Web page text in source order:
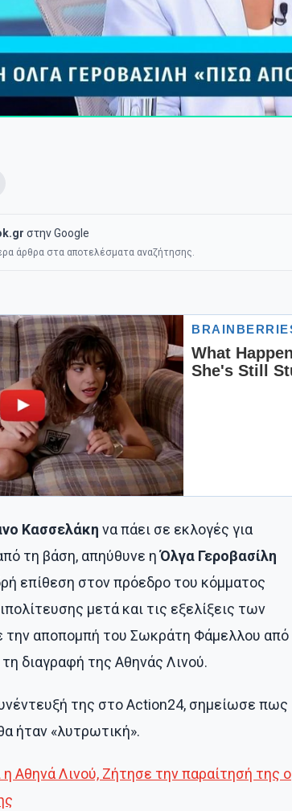
στην Google
άρθρα στα αποτελέσματα αναζήτησης.
Κασσελάκη να πάει σε εκλογές για
τη βάση, απηύθυνε ηΌλγα Γεροβασίλη
επίθεση στον πρόεδρο του κόμματος
μετά και τις εξελίξεις των
αποπομπή του Σωκράτη Φάμελλου από
διαγραφή της Αθηνάς Λινού.
της στο Action24, σημείωσε πως
ήταν «λυτρωτική».
Αθηνά Λινού, Ζήτησε την παραίτησή της ο